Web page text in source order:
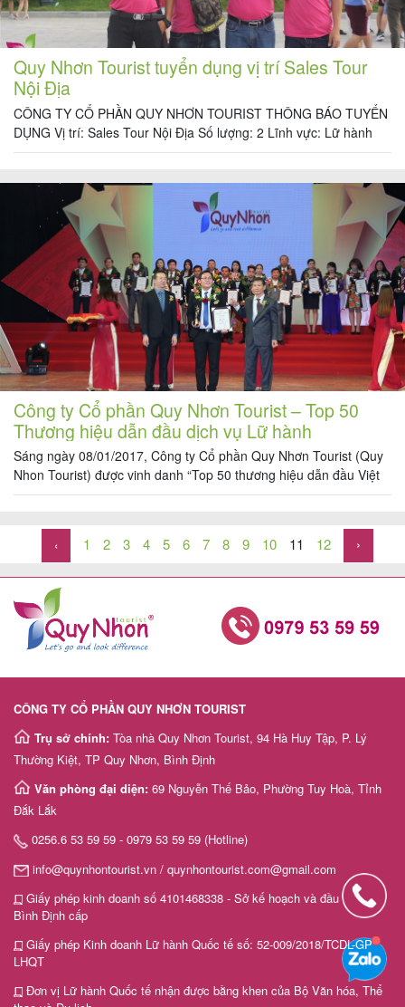
Quy Nhơn Tourist tuyển dụng vị trí Sales Tour
Nội Địa
CÔNG TY CỔ PHẦN QUY NHƠN TOURIST THÔNG BÁO TUYỂN
DỤNG Vị trí: Sales Tour Nội Địa Số lượng: 2 Lĩnh vực: Lữ hành
nội địa Địa điểm làm việc: 51/1 Hà Huy Tập, Tòa nhà Quy Nhơn
gian làm việc: Giờ hành chính (nghỉ chiều […]
Công ty Cổ phần Quy Nhơn Tourist – Top 50
Thương hiệu dẫn đầu dịch vụ Lữ hành
Sáng ngày 08/01/2017, Công ty Cổ phần Quy Nhơn Tourist (Quy
Nhon Tourist) được vinh danh “Top 50 thương hiệu dẫn đầu Việt
Nam năm” do báo người tiêu dùng phối hợp với VNPACO Media
quận 1, TP.HCM. Chương trình được truyền […]
‹ 1 2 3 4 5 6 7 8 9 10 11 12 ›
CÔNG TY CỔ PHẦN QUY NHƠN TOURIST
Trụ sở chính: Tòa nhà Quy Nhơn Tourist, 94 Hà Huy Tập, P. Lý
Thường Kiệt, TP Quy Nhơn, Bình Định
Văn phòng đại diện: 69 Nguyễn Thế Bảo, Phường Tuy Hoà, Tỉnh
Đắk Lắk
0256.6 53 59 59 - 0979 53 59 59 (Hotline)
info@quynhontourist.vn / quynhontourist.com@gmail.com
Giấy phép kinh doanh số 4101468338 - Sở kế hoạch và đầu tư tỉnh
Bình Định cấp
Giấy phép Kinh doanh Lữ hành Quốc tế số: 52-009/2018/TCDL-GP
LHQT
Đơn vị Lữ hành Quốc tế nhận được bằng khen của Bộ Văn hóa, Thể